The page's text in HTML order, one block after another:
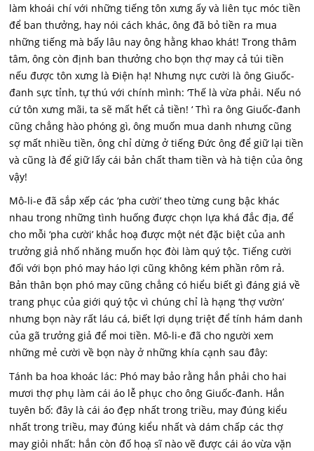
làm khoái chí với những tiếng tôn xưng ấy và liên tục móc tiền
để ban thưởng, hay nói cách khác, ông đã bỏ tiền ra mua
những tiếng mà bấy lâu nay ông hằng khao khát! Trong thâm
tâm, ông còn định ban thưởng cho bọn thợ may cả túi tiền
nếu được tôn xưng là Điện hạ! Nhưng nực cười là ông Giuốc-
đanh sực tỉnh, tự thú với chính mình: ‘Thế là vừa phải. Nếu nó
cứ tôn xưng mãi, ta sẽ mất hết cả tiền! ‘ Thì ra ông Giuốc-đanh
cũng chẳng hào phóng gì, ông muốn mua danh nhưng cũng
sợ mất nhiều tiền, ông chỉ dừng ở tiếng Đức ông để giữ lại tiền
và cũng là để giữ lấy cái bản chất tham tiền và hà tiện của ông
vậy!
Mô-li-e đã sắp xếp các ‘pha cười’ theo từng cung bậc khác
nhau trong những tình huống được chọn lựa khá đắc địa, để
cho mỗi ‘pha cười’ khắc hoạ được một nét đặc biệt của anh
trưởng giả nhố nhăng muốn học đòi làm quý tộc. Tiếng cười
đối với bọn phó may háo lợi cũng không kém phần rôm rả.
Bản thân bọn phó may cũng chẳng có hiểu biết gì đáng giá về
trang phục của giới quý tộc vì chúng chỉ là hạng ‘thợ vườn’
nhưng bọn này rất láu cá, biết lợi dụng triệt để tính hám danh
của gã trưởng giả để moi tiền. Mô-li-e đã cho người xem
những mẻ cười về bọn này ở những khía cạnh sau đây:
Tánh ba hoa khoác lác: Phó may bảo rằng hắn phải cho hai
mươi thợ phụ làm cái áo lễ phục cho ông Giuốc-đanh. Hắn
tuyên bố: đây là cái áo đẹp nhất trong triều, may đúng kiểu
nhất trong triều, may đúng kiểu nhất và dám chấp các thợ
may giỏi nhất: hắn còn đố hoạ sĩ nào vẽ được cái áo vừa vặn